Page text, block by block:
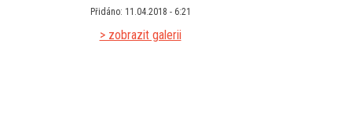
Přidáno: 11.04.2018 - 6:21
> zobrazit galerii